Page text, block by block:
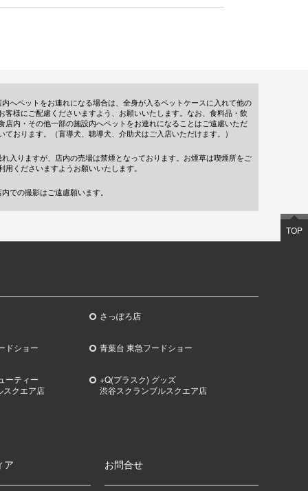
内へペットをお連れになる場合は、全身が入るペットケースに入れて他の
客様にご配慮くださいますよう、お願いいたします。なお、食料品・飲
店内・その他一部の施設内へペットをお連れになることはご遠慮いただ
ております。（盲導犬、聴導犬、介助犬はご入店いただけます。）
れ入りますが、店内の売場は禁煙となっております。お煙草は喫煙所をご
用くださいますようお願いいたします。
での撮影はご遠慮願います。
TOP
さっぽろ店
ドショー 青葉台 東急フードショー
ーティー
スクエア店
+Q(プラスク) グッズ
渋谷スクランブルスクエア店
ア お問合せ